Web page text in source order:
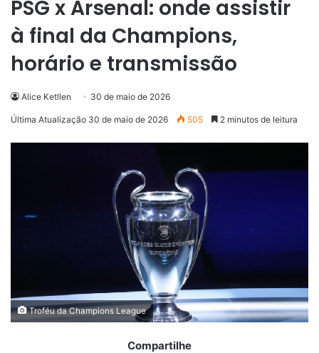
PSG x Arsenal: onde assistir
à final da Champions,
horário e transmissão
Alice Ketllen 30 de maio de 2026
Última Atualização 30 de maio de 2026 505 2 minutos de leitura
Troféu da Champions League
Compartilhe